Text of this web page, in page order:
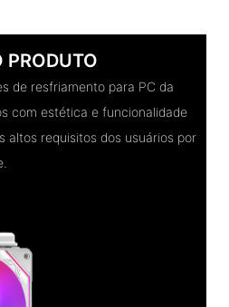
PRODUTO
de resfriamento para PC da
com estética e funcionalidade
altos requisitos dos usuários por